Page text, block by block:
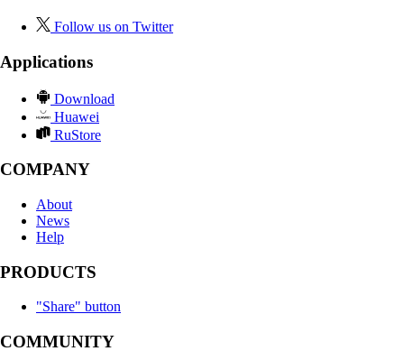
Follow us on Twitter
Applications
Download
Huawei
RuStore
COMPANY
About
News
Help
PRODUCTS
"Share" button
COMMUNITY